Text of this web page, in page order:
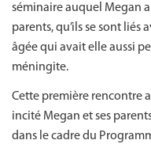
séminaire auquel Megan
parents, qu’ils se sont liés
âgée qui avait elle aussi
méningite.
Cette première rencontre
incité Megan et ses
dans le cadre du